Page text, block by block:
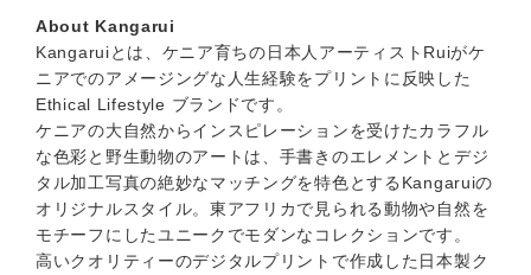
About Kangarui
Kangaruiとは、ケニア育ちの日本人アーティストRuiがケ
ニアでのアメージングな人生経験をプリントに反映した
Ethical Lifestyle ブランドです。
ケニアの大自然からインスピレーションを受けたカラフル
な色彩と野生動物のアートは、手書きのエレメントとデジ
タル加工写真の絶妙なマッチングを特色とするKangaruiの
オリジナルスタイル。東アフリカで見られる動物や自然を
モチーフにしたユニークでモダンなコレクションです。
高いクオリティーのデジタルプリントで作成した日本製ク